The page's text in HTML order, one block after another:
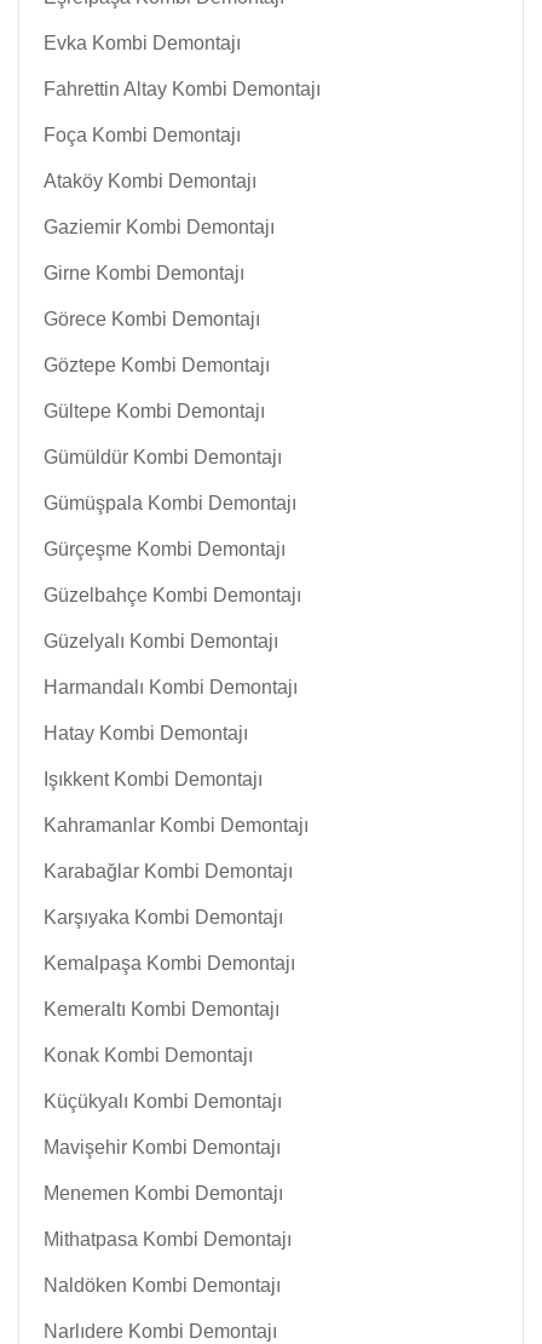
Evka Kombi Demontajı
Fahrettin Altay Kombi Demontajı
Foça Kombi Demontajı
Ataköy Kombi Demontajı
Gaziemir Kombi Demontajı
Girne Kombi Demontajı
Görece Kombi Demontajı
Göztepe Kombi Demontajı
Gültepe Kombi Demontajı
Gümüldür Kombi Demontajı
Gümüşpala Kombi Demontajı
Gürçeşme Kombi Demontajı
Güzelbahçe Kombi Demontajı
Güzelyalı Kombi Demontajı
Harmandalı Kombi Demontajı
Hatay Kombi Demontajı
Işıkkent Kombi Demontajı
Kahramanlar Kombi Demontajı
Karabağlar Kombi Demontajı
Karşıyaka Kombi Demontajı
Kemalpaşa Kombi Demontajı
Kemeraltı Kombi Demontajı
Konak Kombi Demontajı
Küçükyalı Kombi Demontajı
Mavişehir Kombi Demontajı
Menemen Kombi Demontajı
Mithatpasa Kombi Demontajı
Naldöken Kombi Demontajı
Narlıdere Kombi Demontajı